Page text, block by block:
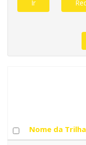
Ir
Nome da Trilha